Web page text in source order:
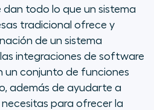
todo lo que un sistema
tradicional ofrece y
de un sistema
integraciones de software
un conjunto de funciones
además de ayudarte a
para ofrecer la